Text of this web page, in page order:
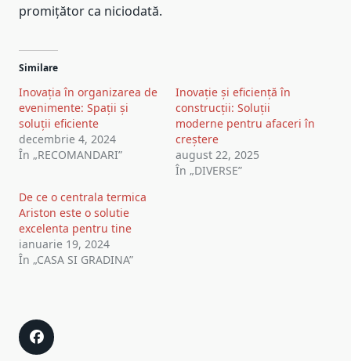
promițător ca niciodată.
Similare
Inovația în organizarea de
evenimente: Spații și
soluții eficiente
decembrie 4, 2024
În „RECOMANDARI”
Inovație și eficiență în
construcții: Soluții
moderne pentru afaceri în
creștere
august 22, 2025
În „DIVERSE”
De ce o centrala termica
Ariston este o solutie
excelenta pentru tine
ianuarie 19, 2024
În „CASA SI GRADINA”